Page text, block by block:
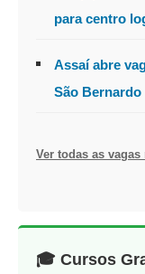
para centro
Assaí abre
São Bernardo
Ver todas as
🎓 Cursos